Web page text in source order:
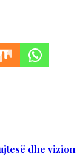
dhe vizion